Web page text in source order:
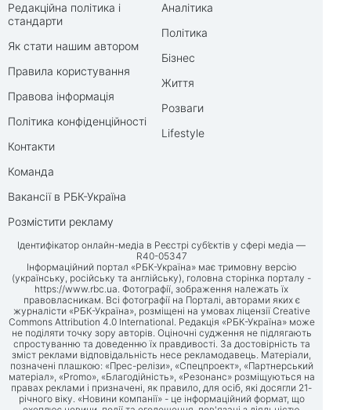
Редакційна політика і
стандарти
Як стати нашим автором
Правила користування
Правова інформація
Політика конфіденційності
Контакти
Команда
Вакансії в РБК-Україна
Розмістити рекламу
Аналітика
Політика
Бізнес
Життя
Розваги
Lifestyle
Ідентифікатор онлайн-медіа в Реєстрі суб’єктів у сфері медіа —
R40-05347
Інформаційний портал «РБК-Україна» має тримовну версію
(українську, російську та англійську), головна сторінка порталу -
https://www.rbc.ua. Фотографії, зображення належать їх
правовласникам. Всі фотографії на Порталі, авторами яких є
журналісти «РБК-Україна», розміщені на умовах ліцензії Creative
Commons Attribution 4.0 International. Редакція «РБК-Україна» може
не поділяти точку зору авторів. Оціночні судження не підлягають
спростуванню та доведенню їх правдивості. За достовірність та
зміст реклами відповідальність несе рекламодавець. Матеріали,
позначені плашкою: «Прес-релізи», «Спецпроект», «Партнерський
матеріал», «Promo», «Благодійність», «Резонанс» розміщуються на
правах реклами і призначені, як правило, для осіб, які досягли 21-
річного віку. «Новини компанії» - це інформаційний формат, що